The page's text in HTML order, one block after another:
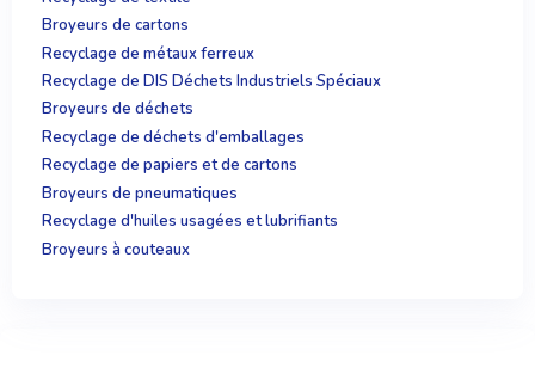
Broyeurs de cartons
Recyclage de métaux ferreux
Recyclage de DIS Déchets Industriels Spéciaux
Broyeurs de déchets
Recyclage de déchets d'emballages
Recyclage de papiers et de cartons
Broyeurs de pneumatiques
Recyclage d'huiles usagées et lubrifiants
Broyeurs à couteaux